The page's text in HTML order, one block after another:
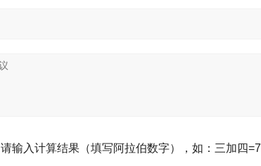
请输入计算结果（填写阿拉伯数字），如：三加四=7